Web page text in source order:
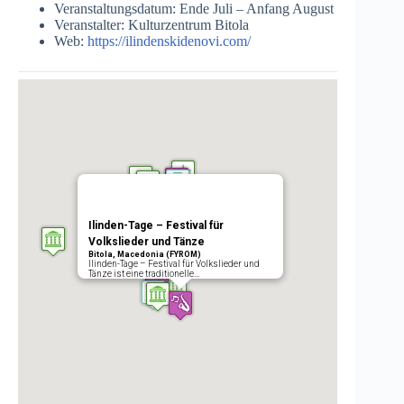
Veranstaltungsdatum: Ende Juli – Anfang August
Veranstalter: Kulturzentrum Bitola
Web: https://ilindenskidenovi.com/
Ilinden-Tage – Festival für
Volkslieder und Tänze
Bitola, Macedonia (FYROM)
Ilinden-Tage – Festival für Volkslieder und
Tänze ist eine traditionelle…